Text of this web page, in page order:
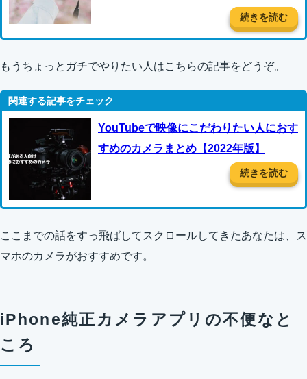
続きを読む
もうちょっとガチでやりたい人はこちらの記事をどうぞ。
YouTubeで映像にこだわりたい人におす
すめのカメラまとめ【2022年版】
続きを読む
ここまでの話をすっ飛ばしてスクロールしてきたあなたは、ス
マホのカメラがおすすめです。
iPhone純正カメラアプリの不便なと
ころ